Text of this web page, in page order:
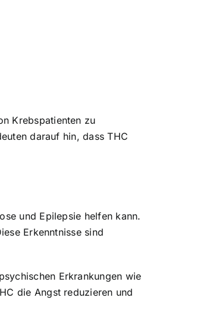
Krebspatienten zu
darauf hin, dass THC
und Epilepsie helfen kann.
Erkenntnisse sind
Erkrankungen wie
die Angst reduzieren und